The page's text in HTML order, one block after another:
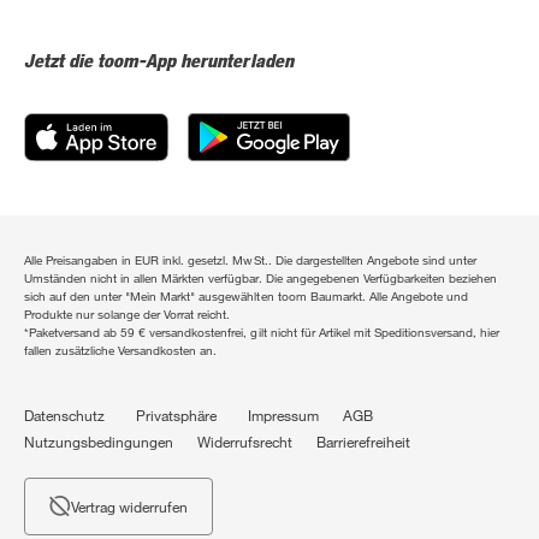
Jetzt die toom-App herunterladen
Alle Preisangaben in EUR inkl. gesetzl. MwSt.. Die dargestellten Angebote sind unter
Umständen nicht in allen Märkten verfügbar. Die angegebenen Verfügbarkeiten beziehen
sich auf den unter "Mein Markt" ausgewählten toom Baumarkt. Alle Angebote und
Produkte nur solange der Vorrat reicht.
*Paketversand ab 59 € versandkostenfrei, gilt nicht für Artikel mit Speditionsversand, hier
fallen zusätzliche Versandkosten an.
Datenschutz Privatsphäre Impressum
AGB
Nutzungsbedingungen
Widerrufsrecht Barrierefreiheit
Vertrag widerrufen